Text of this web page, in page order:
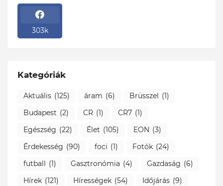
303k
Kategóriák
Aktuális (125) áram (6) Brüsszel (1)
Budapest (2) CR (1) CR7 (1)
Egészség (22) Élet (105) EON (3)
Érdekesség (90) foci (1) Fotók (24)
futball (1) Gasztronómia (4) Gazdaság (6)
Hírek (121) Hírességek (54) Időjárás (9)